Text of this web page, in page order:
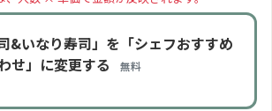
&いなり寿司」を「シェフおすすめ
せ」に変更する
無料
人
トケーキ